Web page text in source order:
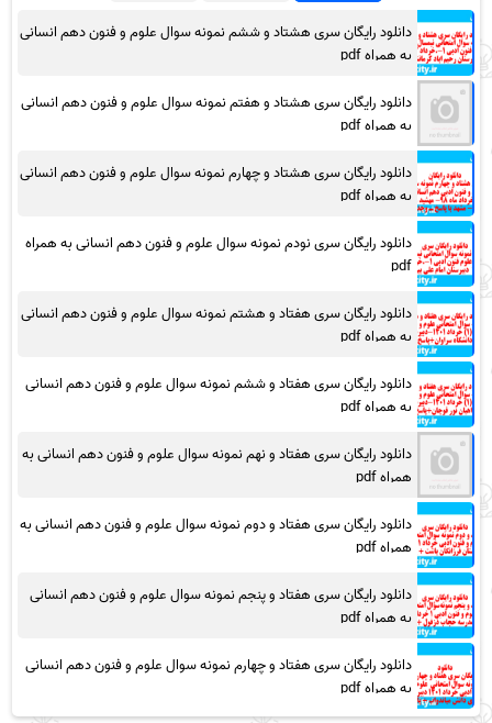
دانلود رایگان سری هشتاد و ششم نمونه سوال علوم و فنون دهم انسانی
به همراه pdf
دانلود رایگان سری هشتاد و هفتم نمونه سوال علوم و فنون دهم انسانی
به همراه pdf
دانلود رایگان سری هشتاد و چهارم نمونه سوال علوم و فنون دهم انسانی
به همراه pdf
دانلود رایگان سری نودم نمونه سوال علوم و فنون دهم انسانی به همراه
pdf
دانلود رایگان سری هفتاد و هشتم نمونه سوال علوم و فنون دهم انسانی
به همراه pdf
دانلود رایگان سری هفتاد و ششم نمونه سوال علوم و فنون دهم انسانی
به همراه pdf
دانلود رایگان سری هفتاد و نهم نمونه سوال علوم و فنون دهم انسانی به
همراه pdf
دانلود رایگان سری هفتاد و دوم نمونه سوال علوم و فنون دهم انسانی به
همراه pdf
دانلود رایگان سری هفتاد و پنجم نمونه سوال علوم و فنون دهم انسانی
به همراه pdf
دانلود رایگان سری هفتاد و چهارم نمونه سوال علوم و فنون دهم انسانی
به همراه pdf